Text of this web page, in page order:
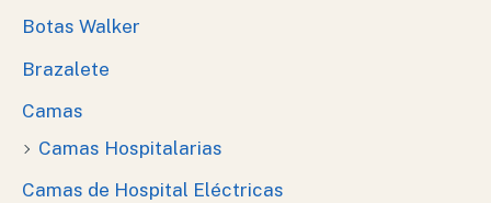
Botas Walker
Brazalete
Camas
Camas Hospitalarias
Camas de Hospital Eléctricas